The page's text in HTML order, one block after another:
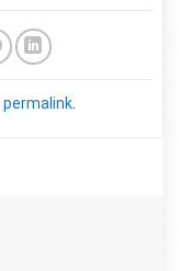
permalink